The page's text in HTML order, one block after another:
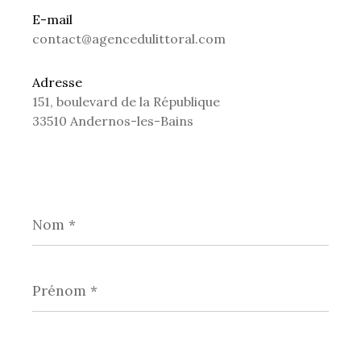
E-mail
contact@agencedulittoral.com
Adresse
151, boulevard de la République
33510 Andernos-les-Bains
*
*